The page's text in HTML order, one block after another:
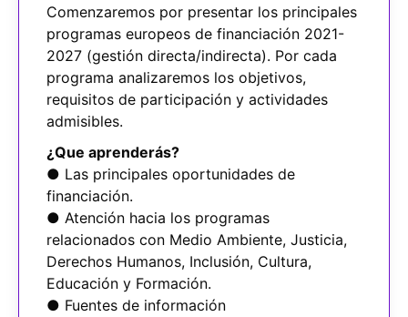
Comenzaremos por presentar los principales
programas europeos de financiación 2021-
2027 (gestión directa/indirecta). Por cada
programa analizaremos los objetivos,
requisitos de participación y actividades
admisibles.
¿Que aprenderás?
● Las principales oportunidades de
financiación.
● Atención hacia los programas
relacionados con Medio Ambiente, Justicia,
Derechos Humanos, Inclusión, Cultura,
Educación y Formación.
● Fuentes de información